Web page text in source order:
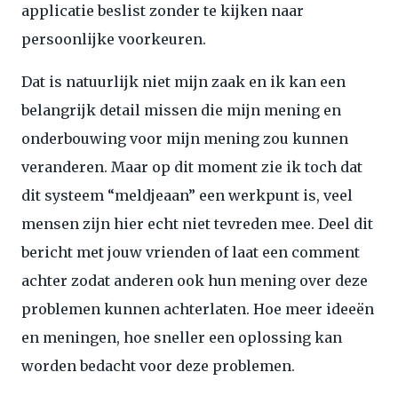
applicatie beslist zonder te kijken naar
persoonlijke voorkeuren.
Dat is natuurlijk niet mijn zaak en ik kan een
belangrijk detail missen die mijn mening en
onderbouwing voor mijn mening zou kunnen
veranderen. Maar op dit moment zie ik toch dat
dit systeem “meldjeaan” een werkpunt is, veel
mensen zijn hier echt niet tevreden mee. Deel dit
bericht met jouw vrienden of laat een comment
achter zodat anderen ook hun mening over deze
problemen kunnen achterlaten. Hoe meer ideeën
en meningen, hoe sneller een oplossing kan
worden bedacht voor deze problemen.